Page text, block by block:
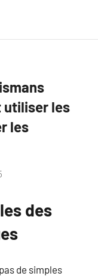
utiliser les
les
des
de simples